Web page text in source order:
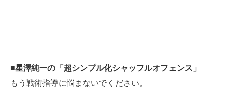
■星澤純一の「超シンプル化シャッフルオフェンス」
もう戦術指導に悩まないでください。